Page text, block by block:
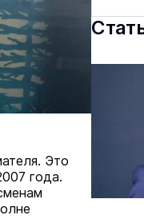
Это
года.